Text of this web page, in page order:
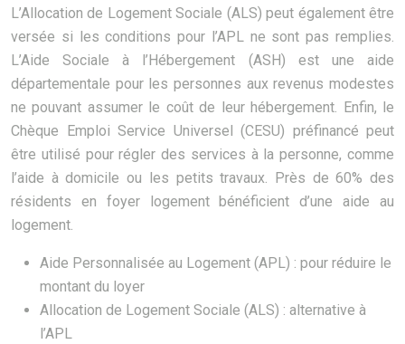
L’Allocation de Logement Sociale (ALS) peut également être
versée si les conditions pour l’APL ne sont pas remplies.
L’Aide Sociale à l’Hébergement (ASH) est une aide
départementale pour les personnes aux revenus modestes
ne pouvant assumer le coût de leur hébergement. Enfin, le
Chèque Emploi Service Universel (CESU) préfinancé peut
être utilisé pour régler des services à la personne, comme
l’aide à domicile ou les petits travaux. Près de 60% des
résidents en foyer logement bénéficient d’une aide au
logement.
Aide Personnalisée au Logement (APL) : pour réduire le
montant du loyer
Allocation de Logement Sociale (ALS) : alternative à
l’APL